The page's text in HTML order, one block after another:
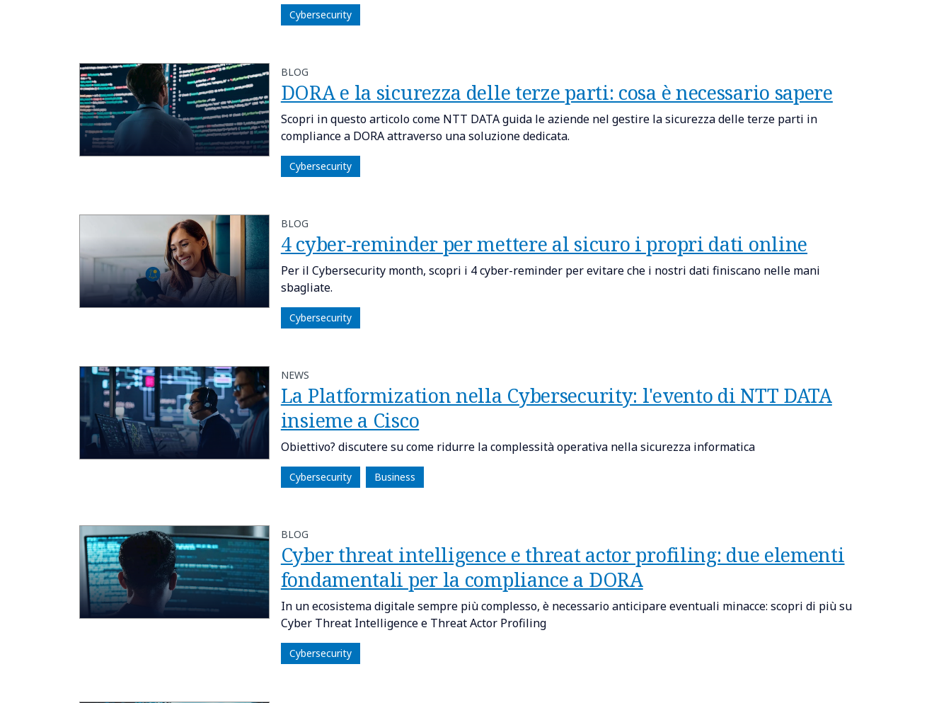
Cybersecurity
BLOG
DORA e la sicurezza delle terze parti: cosa è necessario sapere
Scopri in questo articolo come NTT DATA guida le aziende nel gestire la sicurezza delle terze parti in
compliance a DORA attraverso una soluzione dedicata.
Cybersecurity
BLOG
4 cyber-reminder per mettere al sicuro i propri dati online
Per il Cybersecurity month, scopri i 4 cyber-reminder per evitare che i nostri dati finiscano nelle mani
sbagliate.
Cybersecurity
NEWS
La Platformization nella Cybersecurity: l'evento di NTT DATA
insieme a Cisco
Obiettivo? discutere su come ridurre la complessità operativa nella sicurezza informatica
Cybersecurity Business
BLOG
Cyber threat intelligence e threat actor profiling: due elementi
fondamentali per la compliance a DORA
In un ecosistema digitale sempre più complesso, è necessario anticipare eventuali minacce: scopri di più su
Cyber Threat Intelligence e Threat Actor Profiling
Cybersecurity